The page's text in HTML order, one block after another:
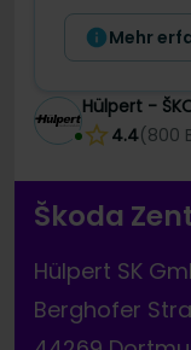
Mehr
Hülpert -
4.4(800
Škoda
Hülpert SK
Berghofer